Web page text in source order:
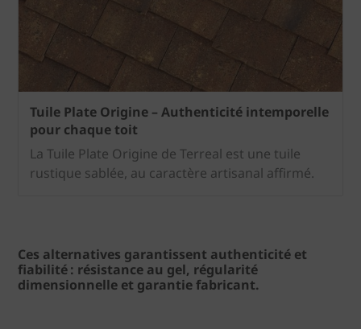
Tuile Plate Origine – Authenticité intemporelle
pour chaque toit
La Tuile Plate Origine de Terreal est une tuile
rustique sablée, au caractère artisanal affirmé.
Ces alternatives garantissent authenticité et
fiabilité: résistance au gel, régularité
dimensionnelle et garantie fabricant.